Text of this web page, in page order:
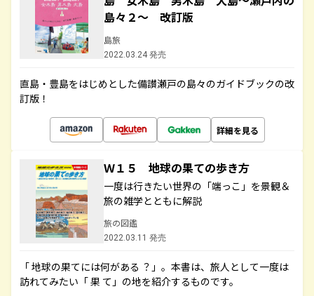
島々２～ 改訂版
島旅
2022.03.24 発売
直島・豊島をはじめとした備讃瀬戸の島々のガイドブックの改
訂版！
詳細を見る
Ｗ１５ 地球の果ての歩き方
一度は行きたい世界の「端っこ」を景観＆
旅の雑学とともに解説
旅の図鑑
2022.03.11 発売
「 地球の果てには何がある ？」。本書は、旅人として一度は
訪れてみたい「 果 て」の地を紹介するものです。